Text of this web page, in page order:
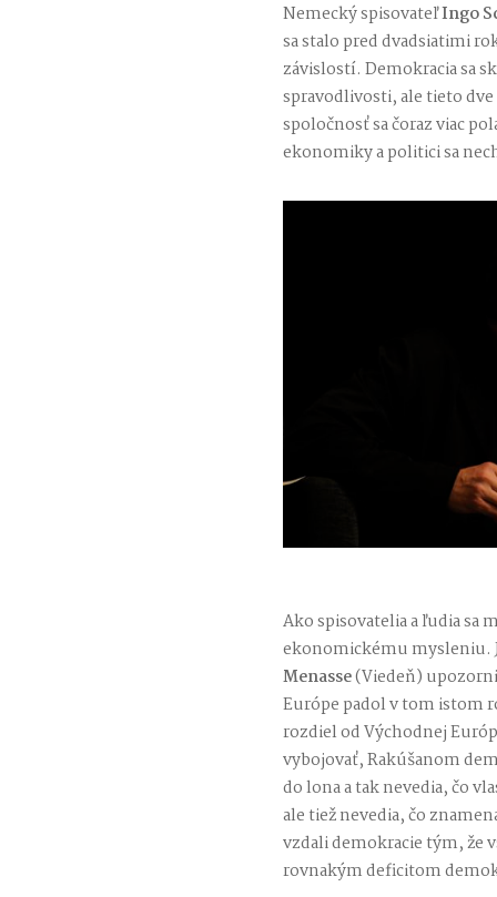
Nemecký spisovateľIngo
sa stalo pred dvadsiatimi
závislostí. Demokracia sa
spravodlivosti, ale tieto
spoločnosť sa čoraz viac
ekonomiky a politici sa
Ako spisovatelia a ľudia
ekonomickému mysleniu.
Menasse(Viedeň)
Európe padol v tom istom
rozdiel od Východnej
vybojovať, Rakúšanom
do lona a tak nevedia, čo
ale tiež nevedia, čo
vzdali demokracie tým, že
rovnakým deficitom